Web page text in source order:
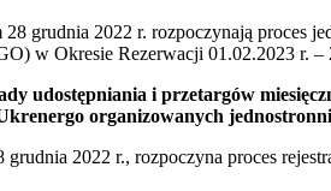
grudnia 2022 r. rozpoczynają proces
w Okresie Rezerwacji 01.02.2023 r. –
udostępniania i przetargów
organizowanych
2022 r., rozpoczyna proces